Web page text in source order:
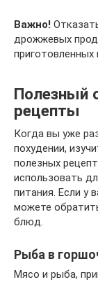
Важно!
дрожжевых
приготовленных
Полезный
рецепты
Когда вы уже
похудении,
полезных
использовать
питания. Если у
можете
блюд.
Рыба в
Мясо и рыба,